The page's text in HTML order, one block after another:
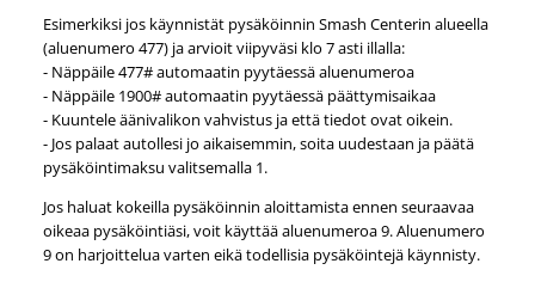
Esimerkiksi jos käynnistät pysäköinnin Smash Centerin alueella
(aluenumero 477) ja arvioit viipyväsi klo 7 asti illalla:
- Näppäile 477# automaatin pyytäessä aluenumeroa
- Näppäile 1900# automaatin pyytäessä päättymisaikaa
- Kuuntele äänivalikon vahvistus ja että tiedot ovat oikein.
- Jos palaat autollesi jo aikaisemmin, soita uudestaan ja päätä
pysäköintimaksu valitsemalla 1.
Jos haluat kokeilla pysäköinnin aloittamista ennen seuraavaa
oikeaa pysäköintiäsi, voit käyttää aluenumeroa 9. Aluenumero
9 on harjoittelua varten eikä todellisia pysäköintejä käynnisty.